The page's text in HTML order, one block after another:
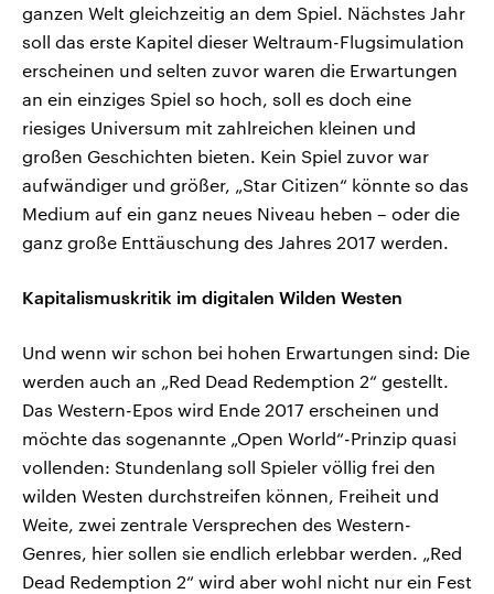
ganzen Welt gleichzeitig an dem Spiel. Nächstes Jahr
soll das erste Kapitel dieser Weltraum-Flugsimulation
erscheinen und selten zuvor waren die Erwartungen
an ein einziges Spiel so hoch, soll es doch eine
riesiges Universum mit zahlreichen kleinen und
großen Geschichten bieten. Kein Spiel zuvor war
aufwändiger und größer, „Star Citizen“ könnte so das
Medium auf ein ganz neues Niveau heben – oder die
ganz große Enttäuschung des Jahres 2017 werden.
Kapitalismuskritik im digitalen Wilden Westen
Und wenn wir schon bei hohen Erwartungen sind: Die
werden auch an „Red Dead Redemption 2“ gestellt.
Das Western-Epos wird Ende 2017 erscheinen und
möchte das sogenannte „Open World“-Prinzip quasi
vollenden: Stundenlang soll Spieler völlig frei den
wilden Westen durchstreifen können, Freiheit und
Weite, zwei zentrale Versprechen des Western-
Genres, hier sollen sie endlich erlebbar werden. „Red
Dead Redemption 2“ wird aber wohl nicht nur ein Fest